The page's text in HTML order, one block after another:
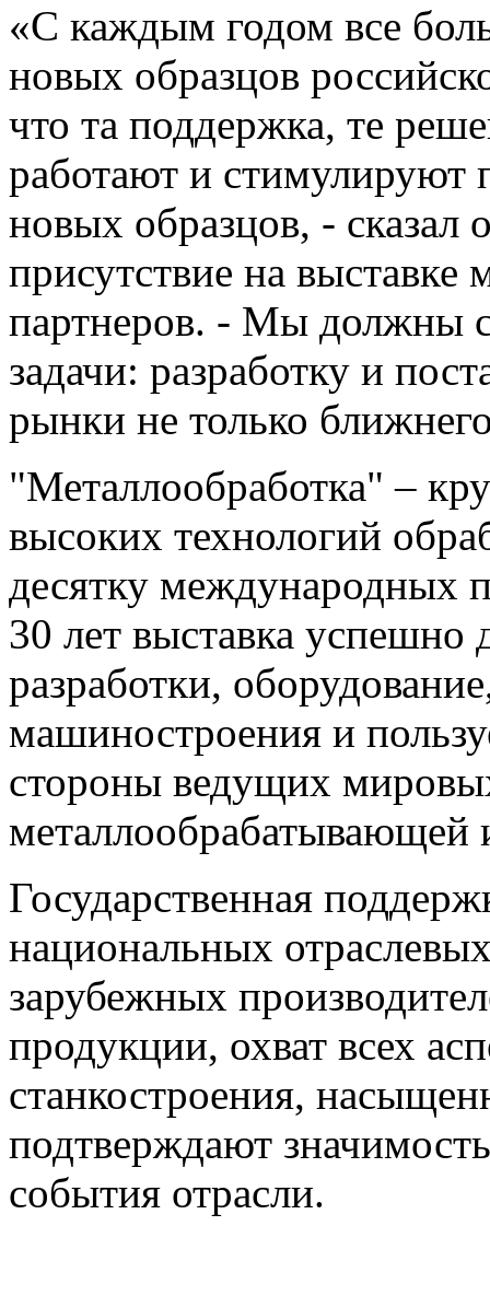
«С каждым годом все
новых образцов
что та поддержка, те
работают и стимулируют
новых образцов, - сказал
присутствие на
партнеров. - Мы должны
задачи: разработку и
рынки не только
"Металлообработка" –
высоких технологий
десятку международных
30 лет выставка успешно
разработки,
машиностроения и
стороны ведущих
металлообрабатывающей
Государственная
национальных
зарубежных
продукции, охват всех
станкостроения,
подтверждают
события отрасли.